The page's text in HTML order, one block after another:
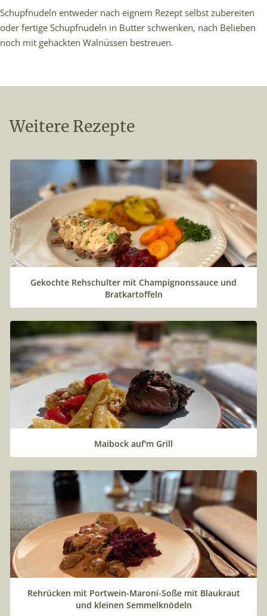
Schupfnudeln entweder nach eignem Rezept selbst zubereiten
oder fertige Schupfnudeln in Butter schwenken, nach Belieben
noch mit gehackten Walnüssen bestreuen.
Weitere Rezepte
Gekochte Rehschulter mit Champignonssauce und
Bratkartoffeln
Maibock auf'm Grill
Rehrücken mit Portwein-Maroni-Soße mit Blaukraut
und kleinen Semmelknödeln